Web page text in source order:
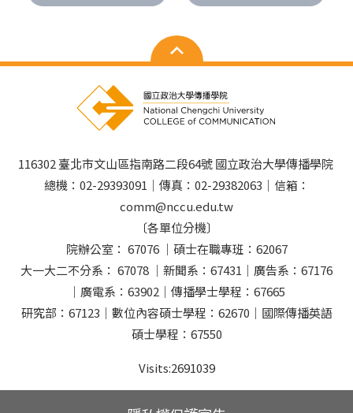
116302 臺北市文山區指南路二段64號 國立政治大學傳播學院
總機：02-29393091｜傳真：02-29382063｜信箱：
comm@nccu.edu.tw
〔各單位分機〕
院辦公室： 67076 ｜碩士在職專班：62067
大一大二不分系： 67078 ｜新聞系：67431｜廣告系：67176
｜廣電系：63902｜傳播學士學程：67665
研究部：67123｜數位內容碩士學程：62670｜國際傳播英語
碩士學程：67550
Visits:2691039